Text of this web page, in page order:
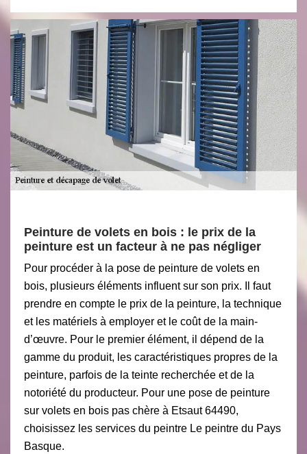
Peinture de volets en bois : le prix de la
peinture est un facteur à ne pas négliger
Pour procéder à la pose de peinture de volets en
bois, plusieurs éléments influent sur son prix. Il faut
prendre en compte le prix de la peinture, la technique
et les matériels à employer et le coût de la main-
d’œuvre. Pour le premier élément, il dépend de la
gamme du produit, les caractéristiques propres de la
peinture, parfois de la teinte recherchée et de la
notoriété du producteur. Pour une pose de peinture
sur volets en bois pas chère à Etsaut 64490,
choisissez les services du peintre Le peintre du Pays
Basque.